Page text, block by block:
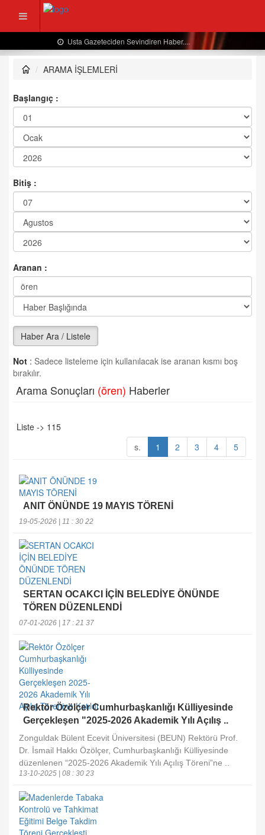
Usta Gazeteciden Sevindiren Haber....
ARAMA İŞLEMLERİ
Başlangıç :
Bitiş :
Aranan :
Haber Ara / Listele
Not : Sadece listeleme için kullanılacak ise aranan kısmı boş
bırakılır.
Arama Sonuçları (ören) Haberler
Liste -> 115
s.
1 2 3 4 5
ANIT ÖNÜNDE 19 MAYIS TÖRENİ
19-05-2026 | 11 : 30 22
SERTAN OCAKCI İÇİN BELEDİYE ÖNÜNDE
TÖREN DÜZENLENDİ
07-01-2026 | 17 : 21 37
Rektör Özölçer Cumhurbaşkanlığı Külliyesinde
Gerçekleşen "2025-2026 Akademik Yılı Açılış ..
Zonguldak Bülent Ecevit Üniversitesi (BEUN) Rektörü Prof.
Dr. İsmail Hakkı Özölçer, Cumhurbaşkanlığı Külliyesinde
düzenlenen “2025-2026 Akademik Yılı Açılış Töreni”ne ..
13-10-2025 | 08 : 30 23